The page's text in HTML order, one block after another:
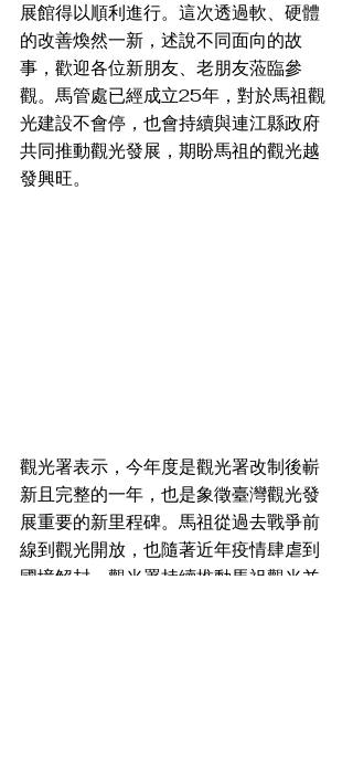
展館得以順利進行。這次透過軟、硬體
的改善煥然一新，述說不同面向的故
事，歡迎各位新朋友、老朋友蒞臨參
觀。馬管處已經成立25年，對於馬祖觀
光建設不會停，也會持續與連江縣政府
共同推動觀光發展，期盼馬祖的觀光越
發興旺。
觀光署表示，今年度是觀光署改制後嶄
新且完整的一年，也是象徵臺灣觀光發
展重要的新里程碑。馬祖從過去戰爭前
線到觀光開放，也隨著近年疫情肆虐到
國境解封，觀光署持續推動馬祖觀光並